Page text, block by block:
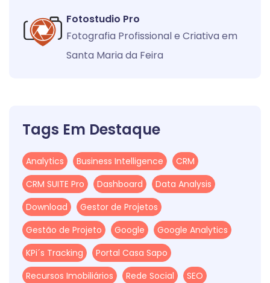
Fotostudio Pro
Fotografia Profissional e Criativa em
Santa Maria da Feira
Tags Em Destaque
Analytics Business Intelligence
CRM
CRM SUITE Pro
Dashboard
Data Analysis
Download
Gestor de Projetos
Gestão de Projeto
Google
Google Analytics
KPi´s Tracking
Portal Casa Sapo
Recursos Imobiliários
Rede Social
SEO